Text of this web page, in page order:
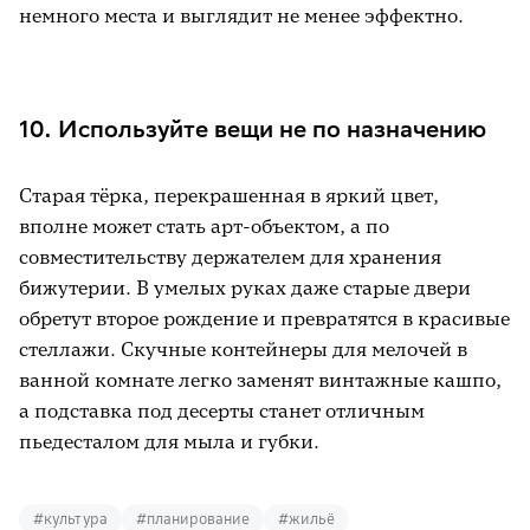
немного места и выглядит не менее эффектно.
10. Используйте вещи не по назначению
Старая тёрка, перекрашенная в яркий цвет,
вполне может стать арт-объектом, а по
совместительству держателем для хранения
бижутерии. В умелых руках даже старые двери
обретут второе рождение и превратятся в красивые
стеллажи. Скучные контейнеры для мелочей в
ванной комнате легко заменят винтажные кашпо,
а подставка под десерты станет отличным
пьедесталом для мыла и губки.
#культура #планирование #жильё